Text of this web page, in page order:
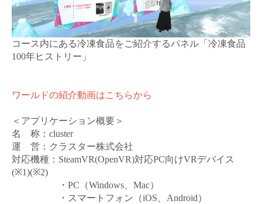
コース内にある冷凍食品をご紹介するパネル「冷凍食品
100年ヒストリー」
ワールドの紹介動画はこちらから
＜アプリケーション概要＞
名 称： cluster
運 営：クラスター株式会社
対応機種： SteamVR(OpenVR)対応PC向けVRデバイス
(※1)(※2)
・ PC （Windows Mac）
・スマートフォン（iOS Android）